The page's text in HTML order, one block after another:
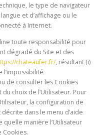
le type de navigateur
et d’affichage ou le
à Internet.
toute responsabilité pour
dégradé du Site et des
chateaufer.fr/, résultant (i)
l’impossibilité
de consulter les Cookies
choix de l’Utilisateur. Pour
la configuration de
dans le menu d’aide
manière l’Utilisateur
Cookies.